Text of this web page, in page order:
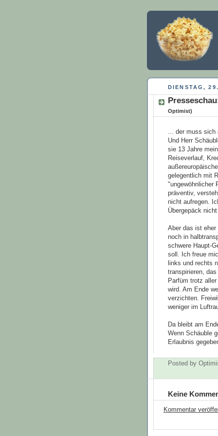
DIENSTAG,
Optimist)
... der muss sich
Und Herr
sie 13 Jahre
Reiseverlauf,
gelegentlich mit
"ungewöhnlicher
präventiv,
nicht aufregen.
Übergepäck
Aber das ist eher
noch in
schwere Haupt-
soll. Ich freue
links und rechts
transpirieren,
Parfüm trotz
wird. Am Ende
verzichten.
weniger im
Da bleibt am
Wenn Schäuble
Erlaubnis
Posted by
Keine
Kommentar